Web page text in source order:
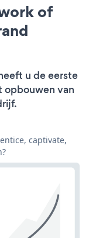
of
u de eerste
van
captivate,